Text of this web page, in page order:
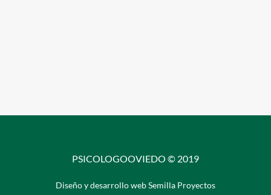
PSICOLOGOOVIEDO © 2019
Diseño y desarrollo web Semilla Proyectos